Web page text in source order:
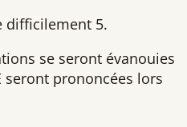
difficilement 5.
se seront évanouies
seront prononcées lors